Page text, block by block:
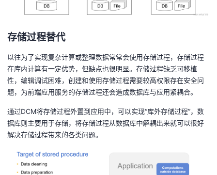
存储过程替代
以往为了实现复杂计算或整理数据常常会使用存储过程，存储过程
在库内计算有一定优势，但缺点也很明显。存储过程缺乏可移植
性，编辑调试困难，创建和使用存储过程需要较高权限存在安全问
题，为前端应用服务的存储过程还会造成数据库与应用紧耦合。
通过DCM将存储过程外置到应用中，可以实现“库外存储过程”，数
据库则主要用于存储，将存储过程从数据库中解耦出来就可以很好
解决存储过程带来的各类问题。